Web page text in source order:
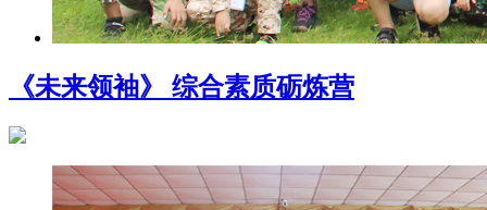
《未来领袖》 综合素质砺炼营